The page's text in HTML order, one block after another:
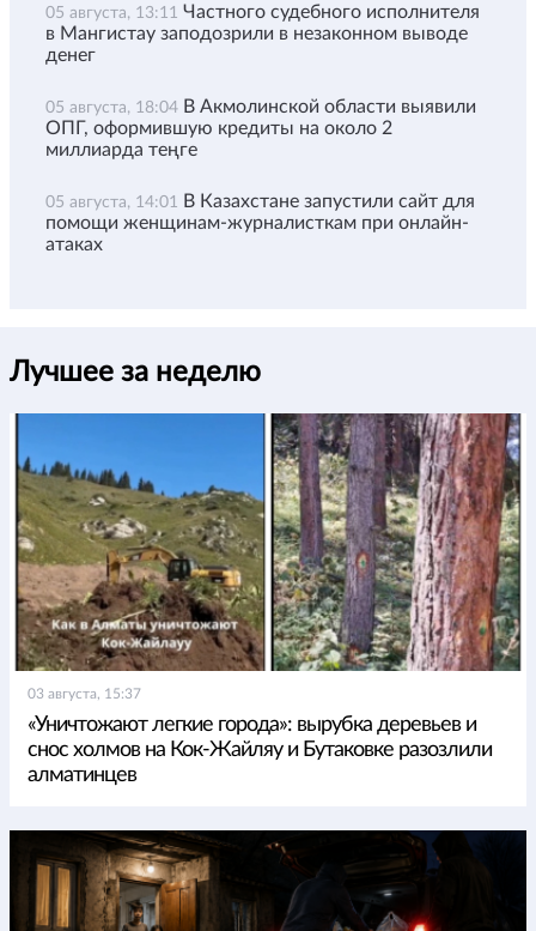
05 августа, 13:11 Частного судебного исполнителя
в Мангистау заподозрили в незаконном выводе
денег
05 августа, 18:04 В Акмолинской области выявили
ОПГ, оформившую кредиты на около 2
миллиарда теңге
05 августа, 14:01 В Казахстане запустили сайт для
помощи женщинам-журналисткам при онлайн-
атаках
Лучшее за неделю
03 августа, 15:37
«Уничтожают легкие города»: вырубка деревьев и
снос холмов на Кок-Жайляу и Бутаковке разозлили
алматинцев